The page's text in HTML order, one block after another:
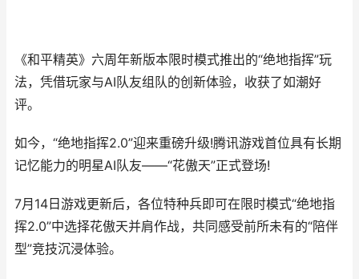
《和平精英》六周年新版本限时模式推出的“绝地指挥”玩
法，凭借玩家与AI队友组队的创新体验，收获了如潮好
评。
如今，“绝地指挥2.0”迎来重磅升级!腾讯游戏首位具有长期
记忆能力的明星AI队友——“花傲天”正式登场!
7月14日游戏更新后，各位特种兵即可在限时模式“绝地指
挥2.0”中选择花傲天并肩作战，共同感受前所未有的“陪伴
型”竞技沉浸体验。